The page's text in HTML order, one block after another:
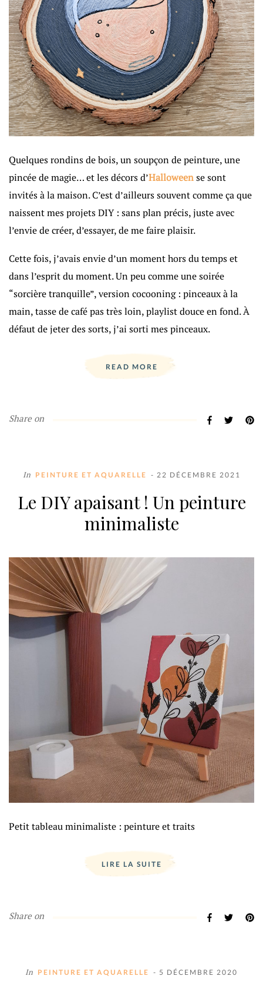
Quelques rondins de bois, un soupçon de peinture, une
pincée de magie… et les décors d’Halloweense sont
invités à la maison. C’est d’ailleurs souvent comme ça que
naissent mes projets DIY : sans plan précis, juste avec
l’envie de créer, d’essayer, de me faire plaisir.
Cette fois, j’avais envie d’un moment hors du temps et
dans l’esprit du moment. Un peu comme une soirée
“sorcière tranquille”, version cocooning : pinceaux à la
main, tasse de café pas très loin, playlist douce en fond. À
défaut de jeter des sorts, j’ai sorti mes pinceaux.
READ MORE
Share on
In PEINTURE ET AQUARELLE - 22 DÉCEMBRE 2021
Le DIY apaisant ! Un peinture
minimaliste
Petit tableau minimaliste : peinture et traits
LIRE LA SUITE
Share on
In PEINTURE ET AQUARELLE - 5 DÉCEMBRE 2020